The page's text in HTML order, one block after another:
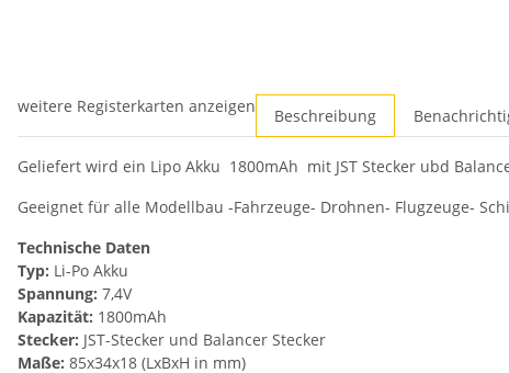
weitere Registerkarten anzeigen Beschreibung
Geliefert wird ein Lipo Akku 1800mAh mit JST Stecker ubd
Geeignet für alle Modellbau -Fahrzeuge- Drohnen- Flugzeuge-
Technische Daten
Typ: Li-Po Akku
Spannung: 7,4V
Kapazität: 1800mAh
Stecker: JST-Stecker und Balancer Stecker
Maße: 85x34x18 (LxBxH in mm)